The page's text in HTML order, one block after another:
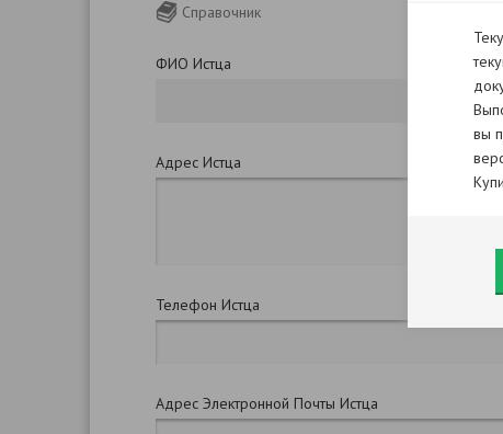
вы
Справочник
ФИО Истца
Адрес Истца
Телефон Истца
Адрес Электронной Почты Истца